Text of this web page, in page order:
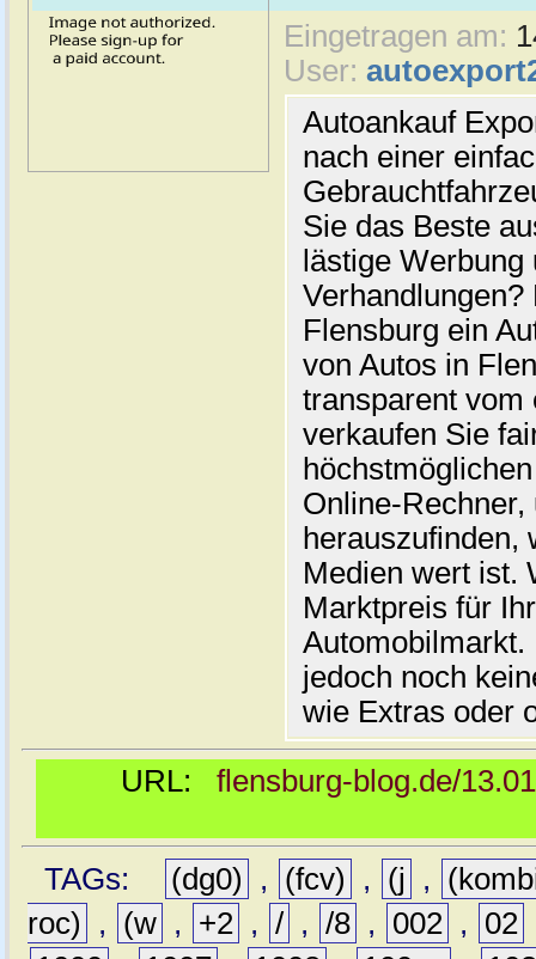
Eingetragen am:
User:
Autoankauf
nach einer
Sie das Beste
lästige
Flensburg ein
von Autos in
transparent vom
verkaufen Sie
Online-
herauszufinden,
Medien wert ist.
Marktpreis für
jedoch noch
wie Extras oder
URL: flensburg-blog.de/
TAGs: (dg0) , (fcv) , (j ,
roc)
, (w , +2 , / , /8 , 002 , 02